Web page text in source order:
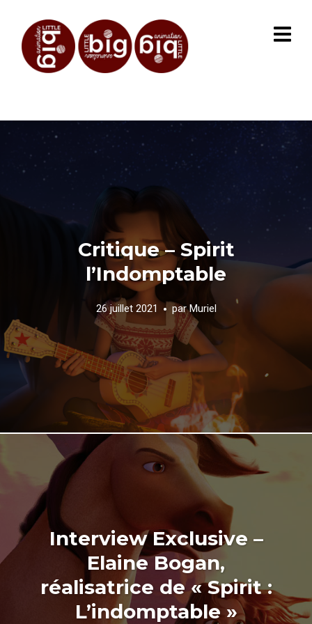
Critique – Spirit
l’Indomptable
26 juillet 2021 parMuriel
Interview Exclusive –
Elaine Bogan,
réalisatrice de « Spirit :
L’indomptable »